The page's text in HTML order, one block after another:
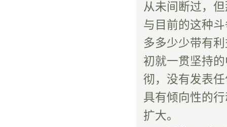
从未间断过，
与目前的这种
多多少少带有
初就一贯坚持
彻，没有发表
具有倾向性的
扩大。